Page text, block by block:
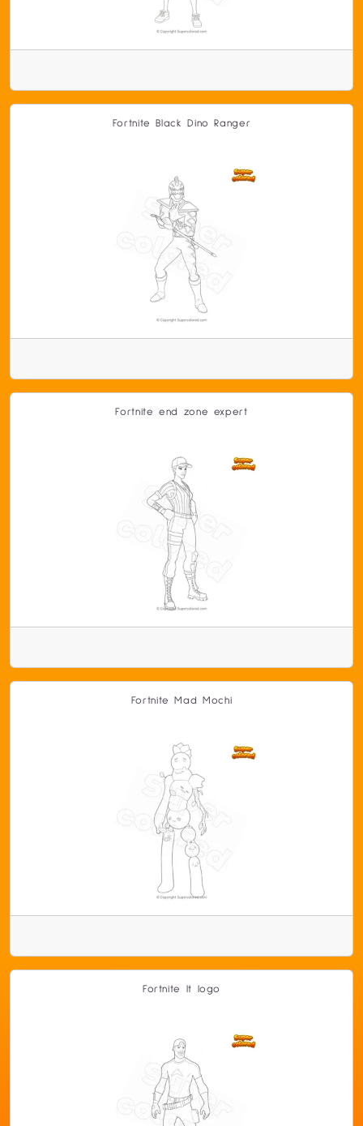
Fortnite Black Dino Ranger
Fortnite end zone expert
Fortnite Mad Mochi
Fortnite lt logo